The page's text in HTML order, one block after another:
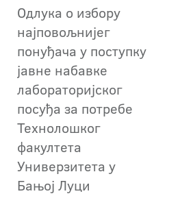
Одлука о избору
најповољнијег
понуђача у поступку
јавне набавке
лабораторијског
посуђа за потребе
Технолошког
факултета
Универзитета у
Бањој Луци